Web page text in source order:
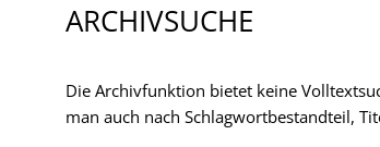
ARCHIVSUCHE
Die Archivfunktion bietet keine
man auch nach Schlagwortbestandteil,